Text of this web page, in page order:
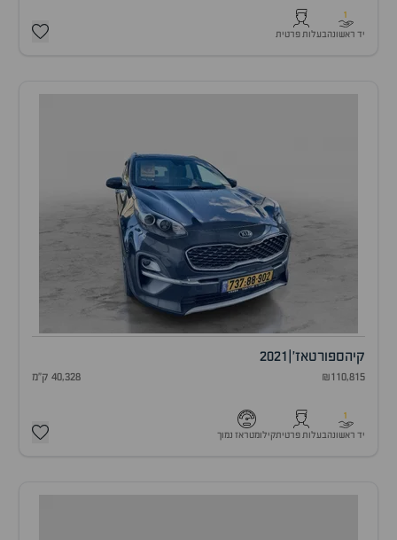
1
יד ראשונהבעלות פרטית
קיהספורטאז' 2021
₪110,815 40,328 ק"מ
1
יד ראשונהבעלות פרטיתקילומטראז נמוך